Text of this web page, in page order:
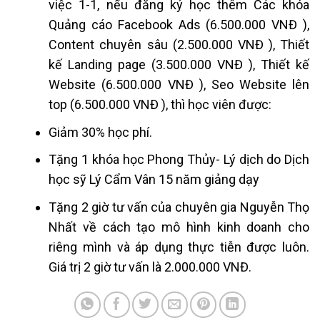
việc 1-1, nếu đăng ký học thêm Các khóa
Quảng cáo Facebook Ads (6.500.000 VNĐ ),
Content chuyên sâu (2.500.000 VNĐ ), Thiết
kế Landing page (3.500.000 VNĐ ), Thiết kế
Website (6.500.000 VNĐ ), Seo Website lên
top (6.500.000 VNĐ ), thì học viên được:
Giảm 30% học phí.
Tặng 1 khóa học Phong Thủy- Lý dịch do Dịch
học sỹ Lý Cẩm Vân 15 năm giảng dạy
Tặng 2 giờ tư vấn của chuyên gia Nguyễn Thọ
Nhất về cách tạo mô hình kinh doanh cho
riêng mình và áp dụng thực tiễn được luôn.
Giá trị 2 giờ tư vấn là 2.000.000 VNĐ.